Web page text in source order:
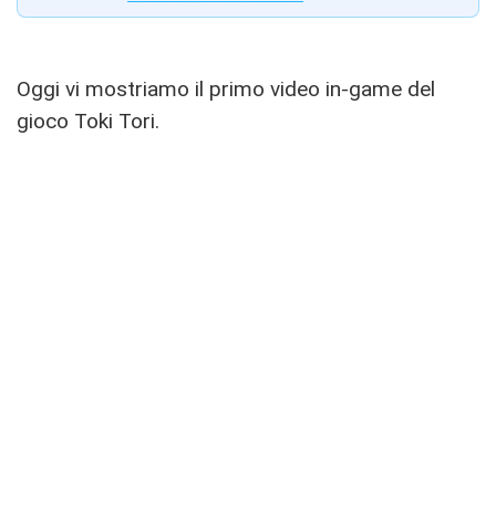
Oggi vi mostriamo il primo video in-game del
gioco Toki Tori.